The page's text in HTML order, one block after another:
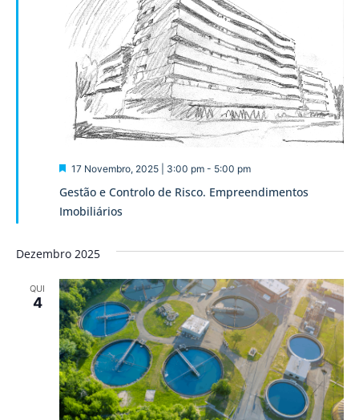
Gestão e Controlo de Risco. Empreendimentos
Imobiliários
Destaque
17 Novembro, 2025 | 3:00 pm- 5:00 pm
Dezembro 2025
QUI
4